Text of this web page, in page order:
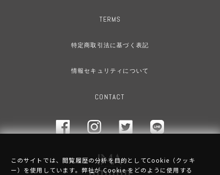
このサイトでは、閲覧履歴の分析を目的としてCookie（クッキ
ー）を使用しています。弊社が Cookie をどのように使用する
TERMS
特定商取引法に基づく表記
情報セキュリティについて
CONTACT